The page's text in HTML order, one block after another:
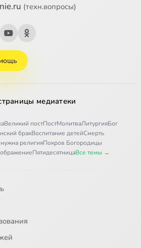
(техн.вопросы)
медиатеки
Великий постПостМолитваЛитургияБог
бракВоспитание детейСмерть
религияПокров Богородицы
ПятидесятницаВсе темы →